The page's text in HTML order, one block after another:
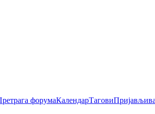
форумаКалендарТагови